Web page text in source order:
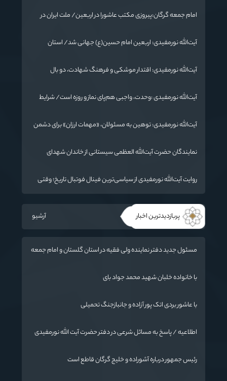
امام جمعه گرگان:پیروزی مکتب عاشورا در اربعین/ ملت ایران در
آیت‌الله نورمفیدی: اربعین امام حسین(ع) جهانی شد/ استان
دارد
آیت‌الله نورمفیدی: اقتدار موشکی و فرهنگ شهادت، دو بال
آیت‌الله نورمفیدی :وحدت، واجبی هم‌پای نماز و روزه است/ شرایط
آیت‌الله نورمفیدی: توهین به مسئولان، «مهمات ارزان» برای دشمن
نمایندگان حضرت آیت‌الله العظمی سیستانی از خاندان شهدای
روایت آیت‌الله نورمفیدی از سیاسی‌ترین فینال فوتبال تاریخ؛ وقتی
پربازدیدترین اخبار آرشیو
مسئول جدید دفتر نماینده ولی فقیه در استان گلستان و امام جمعه
با خانواده خلبان شهید محمد جواد بای
با عاشور بردی اتک پور آزاده و جانبازجنگ تحمیلی
اطلاعیه / پاسخ به مسائل شرعی در دفتر حضرت آیت الله نورمفیدی
رئیس جمهور درباره آشوراده و خلیج گرگان قاطع است